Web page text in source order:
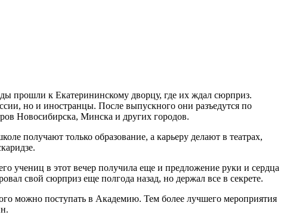
прошли к Екатерининскому дворцу, где их ждал сюрприз.
но и иностранцы. После выпускного они разъедутся по
Новосибирска, Минска и других городов.
получают только образование, а карьеру делают в театрах,
учениц в этот вечер получила еще и предложение руки и сердца
свой сюрприз еще полгода назад, но держал все в секрете.
можно поступать в Академию. Тем более лучшего мероприятия